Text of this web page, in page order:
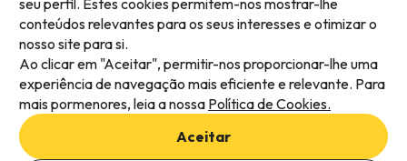
Métodos de pagamento disponíveis
Termos e condições gerais
Privacidade dos dados
seu perfil. Estes cookies permitem-nos mostrar-lhe
conteúdos relevantes para os seus interesses e otimizar o
nosso site para si.
Ao clicar em "Aceitar", permitir-nos proporcionar-lhe uma
experiência de navegação mais eficiente e relevante. Para
mais pormenores, leia a nossa Política de Cookies.
Aceitar